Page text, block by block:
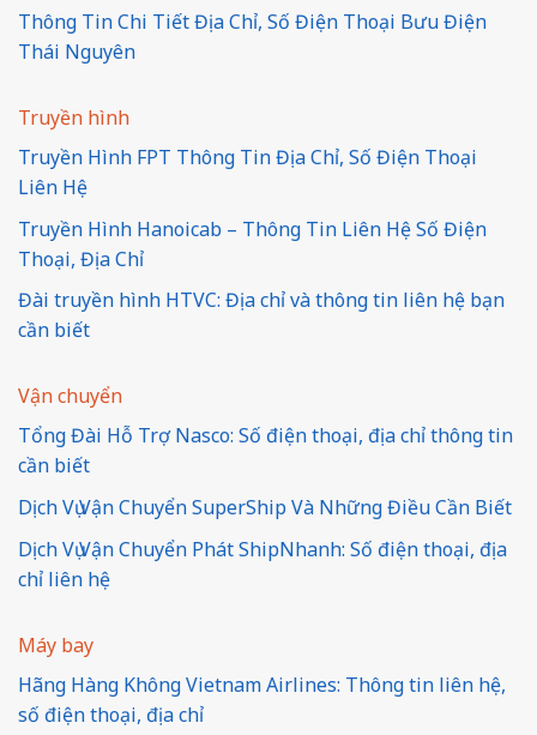
Thông Tin Chi Tiết Địa Chỉ, Số Điện Thoại Bưu Điện
Thái Nguyên
Truyền hình
Truyền Hình FPT Thông Tin Địa Chỉ, Số Điện Thoại
Liên Hệ
Truyền Hình Hanoicab – Thông Tin Liên Hệ Số Điện
Thoại, Địa Chỉ
Đài truyền hình HTVC: Địa chỉ và thông tin liên hệ bạn
cần biết
Vận chuyển
Tổng Đài Hỗ Trợ Nasco: Số điện thoại, địa chỉ thông tin
cần biết
Dịch Vụ Vận Chuyển SuperShip Và Những Điều Cần Biết
Dịch Vụ Vận Chuyển Phát ShipNhanh: Số điện thoại, địa
chỉ liên hệ
Máy bay
Hãng Hàng Không Vietnam Airlines: Thông tin liên hệ,
số điện thoại, địa chỉ